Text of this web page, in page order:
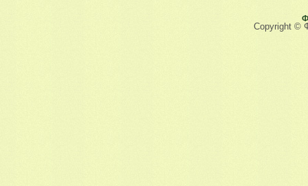
Copyright ©